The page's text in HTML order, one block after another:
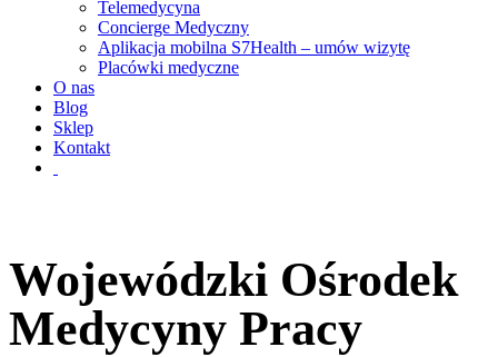
Telemedycyna
Concierge Medyczny
Aplikacja mobilna S7Health – umów wizytę
Placówki medyczne
O nas
Blog
Sklep
Kontakt
Wojewódzki Ośrodek
Medycyny Pracy